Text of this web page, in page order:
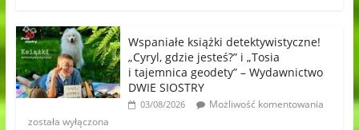
Wspaniałe książki detektywistyczne!
„Cyryl, gdzie jesteś?” i „Tosia
i tajemnica geodety” – Wydawnictwo
DWIE SIOSTRY
03/08/2026
Możliwość komentowania
została wyłączona